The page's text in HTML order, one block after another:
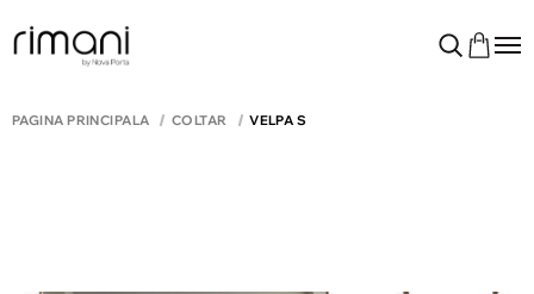
PAGINA PRINCIPALĂ COLTAR VELPA S